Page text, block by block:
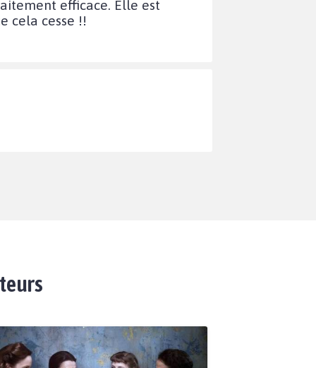
efficace. Elle est
cela cesse !!